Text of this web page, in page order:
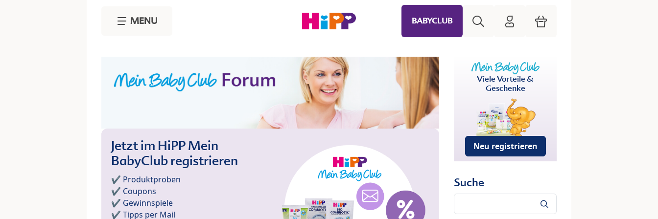
MENU BABYCLUB HiPP Mein Babyclub
Warenkorb
Jetzt im HiPP Mein
BabyClub registrieren
✔️ Produktproben
✔️ Coupons
✔️ Gewinnspiele
✔️ Tipps per Mail
Viele Vorteile &
Geschenke
Neu registrieren
Suche